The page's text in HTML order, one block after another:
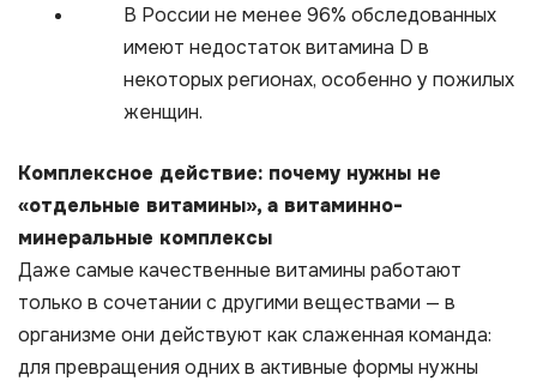
В России не менее 96% обследованных
имеют недостаток витамина D в
некоторых регионах, особенно у пожилых
женщин.​
Комплексное действие: почему нужны не
«отдельные витамины», а витаминно-
минеральные комплексы
Даже самые качественные витамины работают
только в сочетании с другими веществами — в
организме они действуют как слаженная команда:
для превращения одних в активные формы нужны